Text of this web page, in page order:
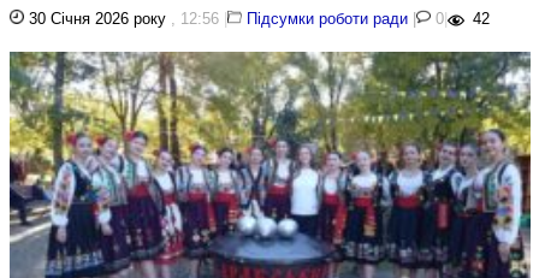
30 Січня 2026 року , 12:56 | Підсумки роботи ради | 0 | 42